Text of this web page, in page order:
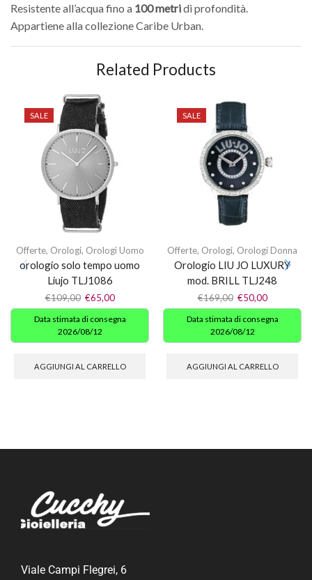
Resistente all’acqua fino a 100 metridi profondità.
Appartiene alla collezione Caribe Urban.
Related Products
SALE
Offerte, Orologi, Orologi Uomo
orologio solo tempo uomo
Liujo TLJ1086
€109,00 €65,00
Data stimata di consegna
2026/08/12
AGGIUNGI AL CARRELLO
SALE
Offerte, Orologi, Orologi Donna
Orologio LIU JO LUXURY
mod. BRILL TLJ248
€169,00 €50,00
Data stimata di consegna
2026/08/12
AGGIUNGI AL CARRELLO
Viale Campi Flegrei, 6